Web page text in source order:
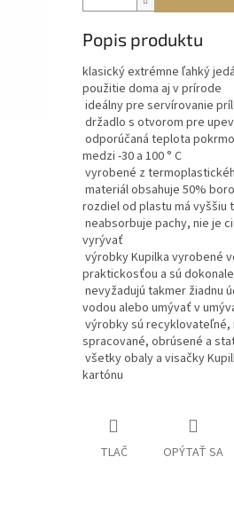
Popis produktu
klasický extrémne ľahký
použitie doma aj v prírode
ideálny pre servírovanie
držadlo s otvorom pre
odporúčaná teplota
medzi -30 a 100 ° C
vyrobené z
materiál obsahuje 50%
rozdiel od plastu má
neabsorbuje pachy, nie je
vyrývať
výrobky Kupilka vyrobené
praktickosťou a sú
nevyžadujú takmer žiadnu
vodou alebo umývať v
výrobky sú
spracované, obrúsené a
všetky obaly a visačky
kartónu
TLAČ OPÝTAŤ SA